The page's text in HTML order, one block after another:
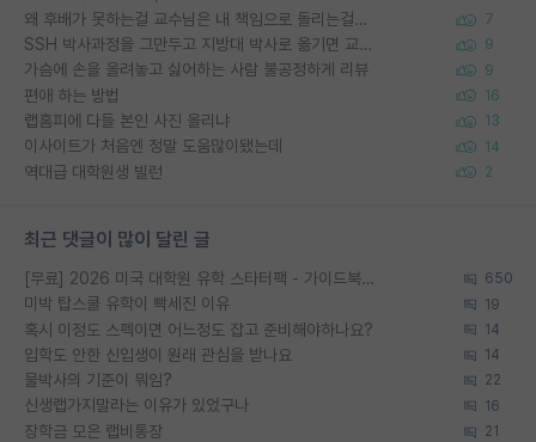
왜 후배가 못하는걸 교수님은 내 책임으로 돌리는걸까요? 7
SSH 박사과정을 그만두고 지방대 박사로 옮기면 교수의 꿈은 끝일까요? 9
가슴에 손을 올려놓고 싫어하는 사람 불공정하게 리뷰 9
편애 하는 방법 16
랩홈피에 다들 본인 사진 올리냐 13
이사이트가 처음엔 정말 도움많이됐는데 14
역대급 대학원생 빌런 2
최근 댓글이 많이 달린 글
[무료] 2026 미국 대학원 유학 스타터팩 - 가이드북 & 합격자 컨택메일 템플릿 650
미박 탑스쿨 유학이 빡세진 이유 19
혹시 이정도 스펙이면 어느정도 잡고 준비해야하나요? 14
입학도 안한 신입생이 원래 관심을 받나요 14
물박사의 기준이 뭐임? 22
신생랩가지말라는 이유가 있었구나 16
장학금 모은 랩비통장 21